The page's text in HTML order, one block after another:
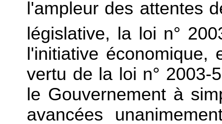
l'ampleur des attentes
législative, la loi n°
l'initiative économique,
vertu de la loi n° 2003-
le Gouvernement à
avancées